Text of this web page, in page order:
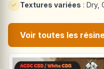
Textures variées : Dry,
Voir toutes les